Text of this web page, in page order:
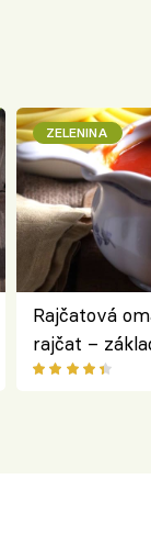
ZELENINA
Rajčatová
rajčat –